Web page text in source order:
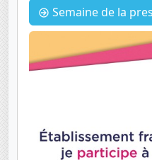
Semaine de la presse et